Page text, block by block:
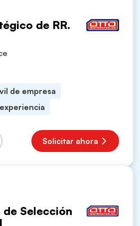
de RR.
de empresa
Solicitar ahora
Selección